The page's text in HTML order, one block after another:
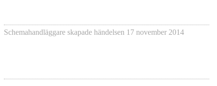
Schemahandläggare skapade händelsen 17 november 2014